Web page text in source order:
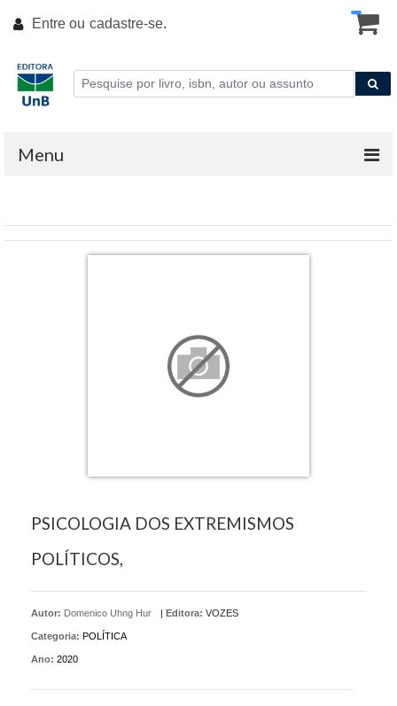
Entre ou cadastre-se.
Menu
PSICOLOGIA DOS EXTREMISMOS
POLÍTICOS,
Autor: Domenico Uhng Hur | Editora: VOZES
Categoria: POLÍTICA
Ano: 2020